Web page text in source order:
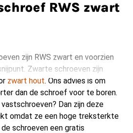
RWS zwart
zijn RWS zwart en voorzien
Zwarte schroeven zijn
zwart hout. Ons advies is om
dan de schroef voor te boren.
vastschroeven? Dan zijn deze
omdat ze een hoge treksterkte
schroeven een gratis